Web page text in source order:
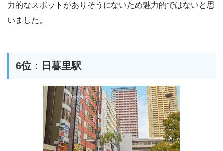
力的なスポットがありそうにないため魅力的ではないと思
いました。
6位：日暮里駅